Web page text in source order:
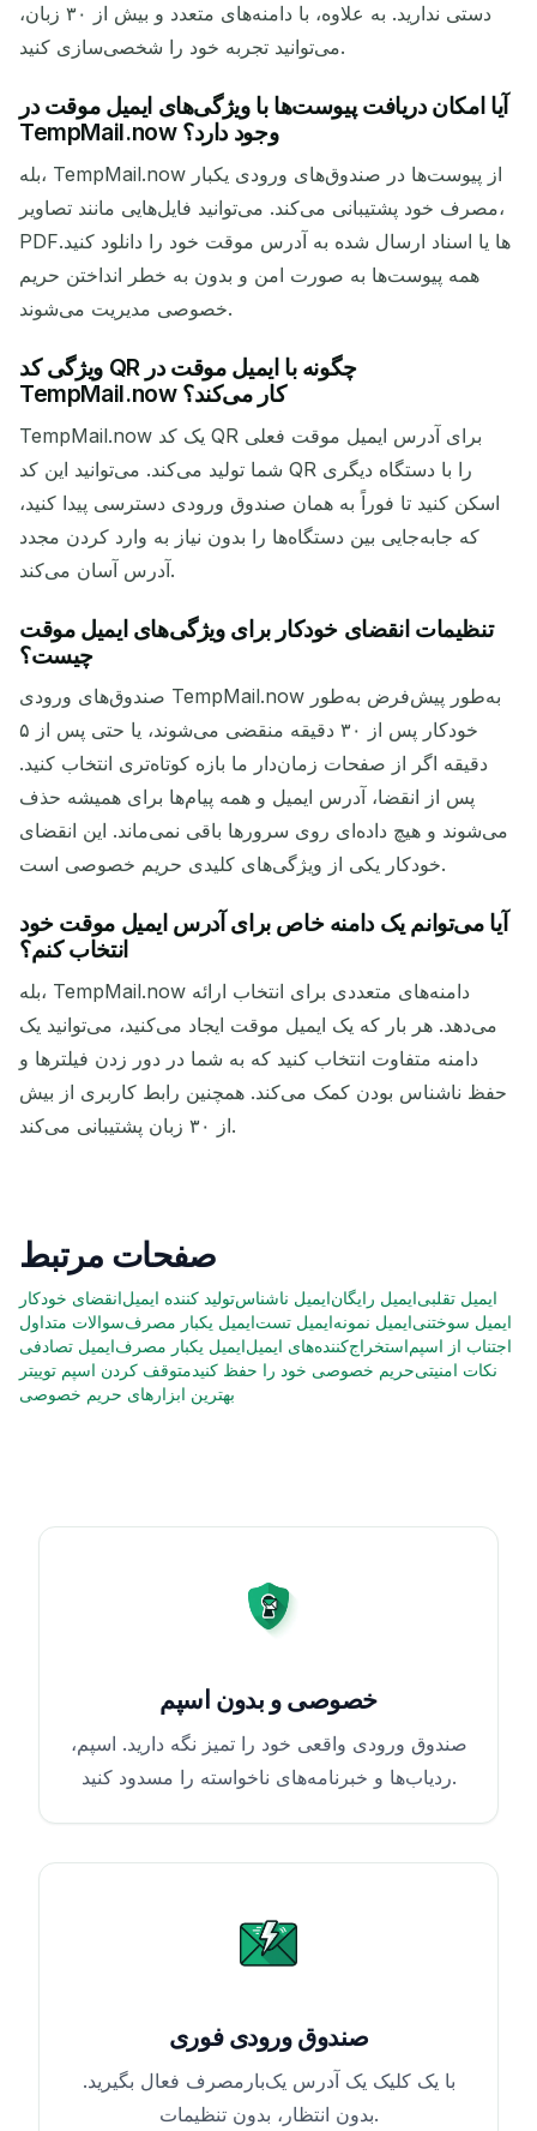
دستی ندارید. به علاوه، با دامنه‌های متعدد و بیش از ۳۰ زبان،
می‌توانید تجربه خود را شخصی‌سازی کنید.
آیا امکان دریافت پیوست‌ها با ویژگی‌های ایمیل موقت در
TempMail.now وجود دارد؟
بله، TempMail.now از پیوست‌ها در صندوق‌های ورودی یکبار
مصرف خود پشتیبانی می‌کند. می‌توانید فایل‌هایی مانند تصاویر،
PDFها یا اسناد ارسال شده به آدرس موقت خود را دانلود کنید.
همه پیوست‌ها به صورت امن و بدون به خطر انداختن حریم
خصوصی مدیریت می‌شوند.
ویژگی کد QR چگونه با ایمیل موقت در
TempMail.now کار می‌کند؟
TempMail.now یک کد QR برای آدرس ایمیل موقت فعلی
شما تولید می‌کند. می‌توانید این کد QR را با دستگاه دیگری
اسکن کنید تا فوراً به همان صندوق ورودی دسترسی پیدا کنید،
که جابه‌جایی بین دستگاه‌ها را بدون نیاز به وارد کردن مجدد
آدرس آسان می‌کند.
تنظیمات انقضای خودکار برای ویژگی‌های ایمیل موقت
چیست؟
صندوق‌های ورودی TempMail.now به‌طور پیش‌فرض به‌طور
خودکار پس از ۳۰ دقیقه منقضی می‌شوند، یا حتی پس از ۵
دقیقه اگر از صفحات زمان‌دار ما بازه کوتاه‌تری انتخاب کنید.
پس از انقضا، آدرس ایمیل و همه پیام‌ها برای همیشه حذف
می‌شوند و هیچ داده‌ای روی سرورها باقی نمی‌ماند. این انقضای
خودکار یکی از ویژگی‌های کلیدی حریم خصوصی است.
آیا می‌توانم یک دامنه خاص برای آدرس ایمیل موقت خود
انتخاب کنم؟
بله، TempMail.now دامنه‌های متعددی برای انتخاب ارائه
می‌دهد. هر بار که یک ایمیل موقت ایجاد می‌کنید، می‌توانید یک
دامنه متفاوت انتخاب کنید که به شما در دور زدن فیلترها و
حفظ ناشناس بودن کمک می‌کند. همچنین رابط کاربری از بیش
از ۳۰ زبان پشتیبانی می‌کند.
صفحات مرتبط
انقضای خودکارتولید کننده ایمیلایمیل ناشناسایمیل رایگانایمیل تقلبی
سوالات متداولایمیل یکبار مصرفایمیل تستایمیل نمونهایمیل سوختنی
ایمیل تصادفیایمیل یکبار مصرفاستخراج‌کننده‌های ایمیلاجتناب از اسپم
متوقف کردن اسپم توییترحریم خصوصی خود را حفظ کنیدنکات امنیتی
بهترین ابزارهای حریم خصوصی
خصوصی و بدون اسپم
صندوق ورودی واقعی خود را تمیز نگه دارید. اسپم،
ردیاب‌ها و خبرنامه‌های ناخواسته را مسدود کنید.
صندوق ورودی فوری
با یک کلیک یک آدرس یک‌بارمصرف فعال بگیرید.
بدون انتظار، بدون تنظیمات.